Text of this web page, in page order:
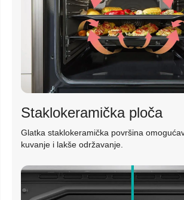
Staklokeramička ploča
Glatka staklokeramička površina
kuvanje i lakše održavanje.